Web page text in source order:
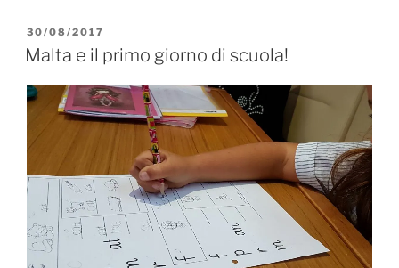
PUBBLICATO
IL
30/08/2017
Malta e il primo giorno di scuola!